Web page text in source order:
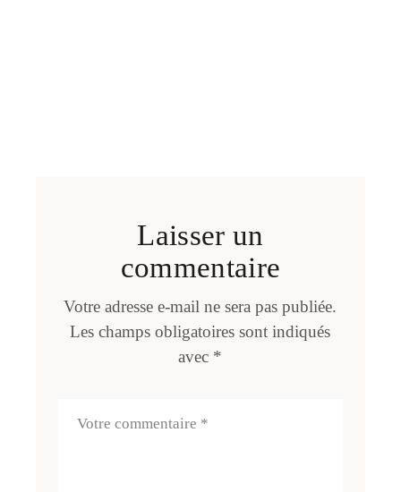
Laisser un
commentaire
Votre adresse e-mail ne sera pas publiée.
Les champs obligatoires sont indiqués
avec *